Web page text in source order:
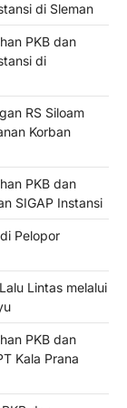
di Sleman
PKB dan
di
RS Siloam
Korban
PKB dan
SIGAP Instansi
Pelopor
Lintas melalui
PKB dan
Kala Prana